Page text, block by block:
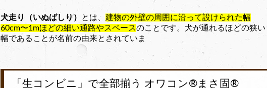
犬走り（いぬばしり） とは、 建物の外壁の周囲に沿って設けられた幅
60cm〜1mほどの細い通路やスペースのことです。犬が通れるほどの狭い
幅であることが名前の由来とされていま
「生コンビニ」で全部揃う オワコン®︎まさ固®︎